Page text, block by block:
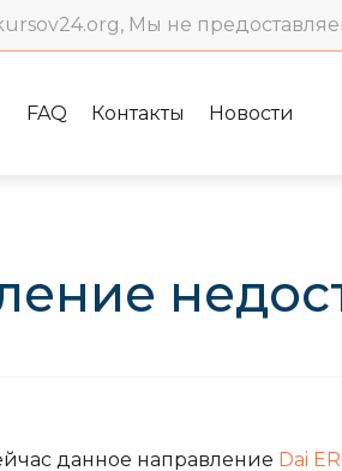
Мы не
FAQ Контакты Новости
данное направление Dai